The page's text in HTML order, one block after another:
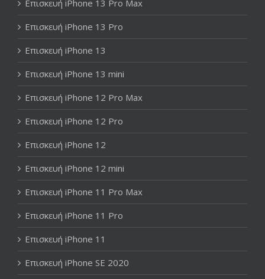
Επισκευή iPhone 13 Pro Max
Επισκευή iPhone 13 Pro
Επισκευή iPhone 13
Επισκευή iPhone 13 mini
Επισκευή iPhone 12 Pro Max
Επισκευή iPhone 12 Pro
Επισκευή iPhone 12
Επισκευή iPhone 12 mini
Επισκευή iPhone 11 Pro Max
Επισκευή iPhone 11 Pro
Επισκευή iPhone 11
Επισκευή iPhone SE 2020